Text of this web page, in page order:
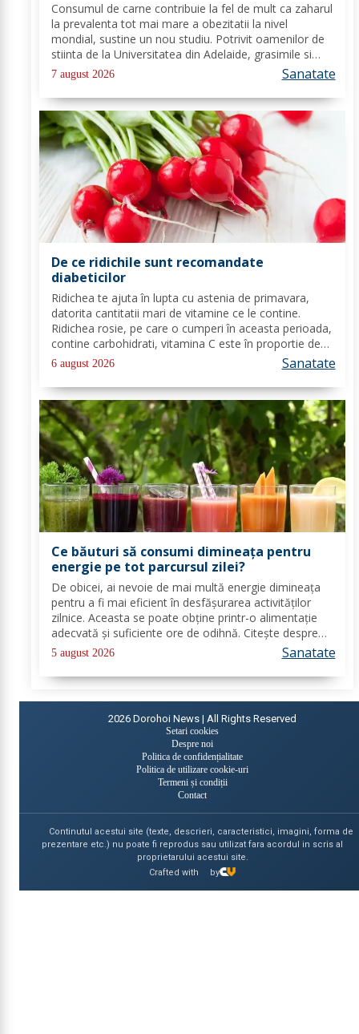
Consumul de carne contribuie la fel de mult ca zaharul
la prevalenta tot mai mare a obezitatii la nivel
mondial, sustine un nou studiu. Potrivit oamenilor de
stiinta de la Universitatea din Adelaide, grasimile si
carbohidratii ne pot oferi suficienta energie pentru a
satisface cererile...
7 august 2026 Sanatate
De ce ridichile sunt recomandate
diabeticilor
Ridichea te ajuta în lupta cu astenia de primavara,
datorita cantitatii mari de vitamine ce le contine.
Ridichea rosie, pe care o cumperi în aceasta perioada,
contine carbohidrati, vitamina C este în proportie de
25%, vitamina B, acid folic, potasiu, magneziu si multe
alte componente ce-ti sunt de...
6 august 2026 Sanatate
Ce băuturi să consumi dimineața pentru
energie pe tot parcursul zilei?
De obicei, ai nevoie de mai multă energie dimineața
pentru a fi mai eficient în desfășurarea activităților
zilnice. Aceasta se poate obține printr-o alimentație
adecvată și suficiente ore de odihnă. Citește despre
băuturile care pot oferi energie dimineața. În general,
oamenii aleg să bea cafea...
5 august 2026 Sanatate
2026 Dorohoi News | All Rights Reserved
Setari cookies
Despre noi
Politica de confidențialitate
Politica de utilizare cookie-uri
Termeni și condiții
Contact
Continutul acestui site (texte, descrieri, caracteristici, imagini, forma de
prezentare etc.) nu poate fi reprodus sau utilizat fara acordul in scris al
proprietarului acestui site.
Crafted with
by